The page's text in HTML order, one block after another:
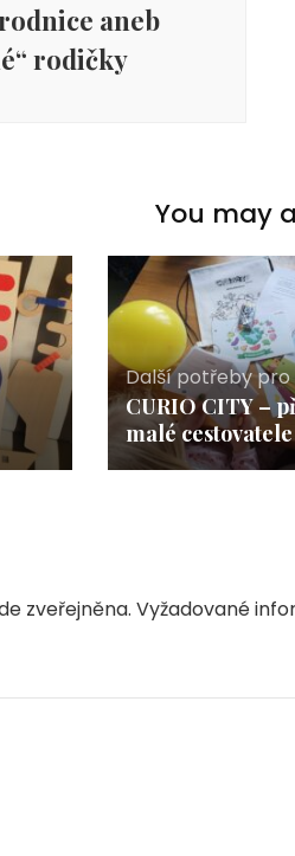
aneb
rodičky
You may
Další potřeby pro
CURIO CITY –
malé cestovatele
zveřejněna. Vyžadované